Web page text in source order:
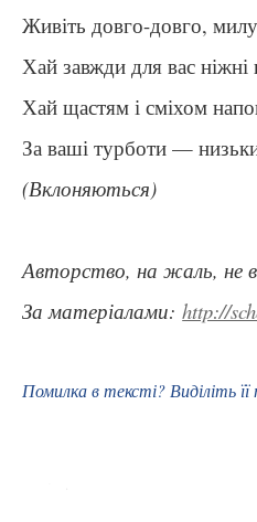
Живіть довго-довго,
Хай завжди для вас ніжні
Хай щастям і сміхом
За ваші турботи —
(Вклоняються)
Авторство, на жаль, не
За матеріалами:http://
Помилка в тексті? Виділіть